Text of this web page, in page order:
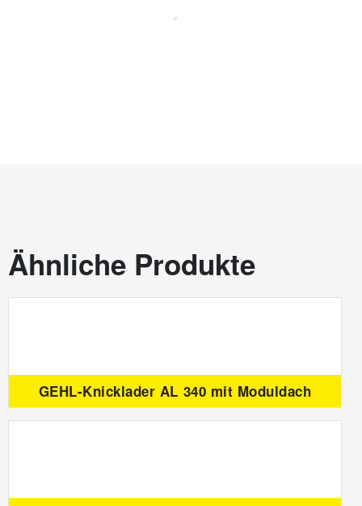
Ähnliche Produkte
GEHL-Knicklader AL 340 mit Moduldach